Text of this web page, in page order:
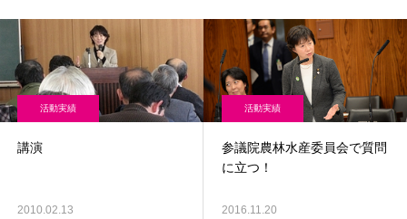
活動実績
講演
2010.02.13
活動実績
参議院農林水産委員会で質問
に立つ！
2016.11.20